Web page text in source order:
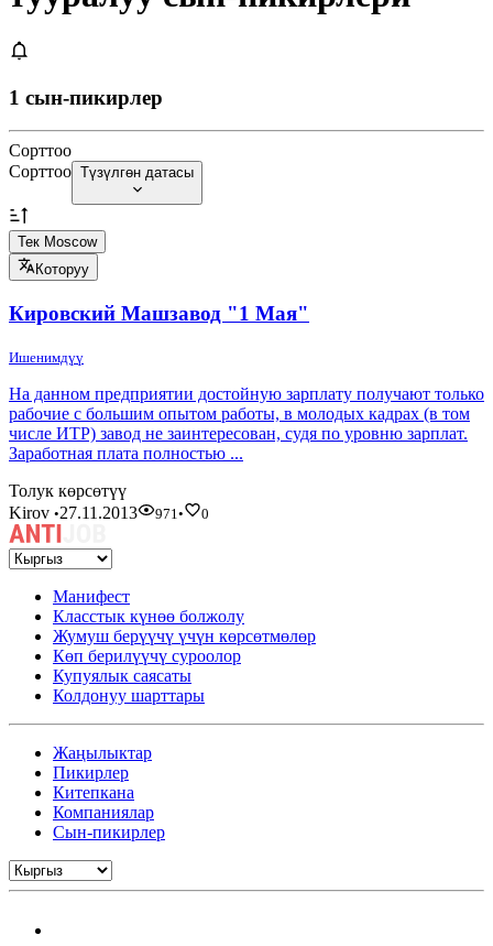
1 сын-пикирлер
Сорттоо
Сорттоо Түзүлгөн датасы
Тек Moscow
Которуу
Кировский Машзавод "1 Мая"
Ишенимдүү
На данном предприятии достойную зарплату получают только
рабочие с большим опытом работы, в молодых кадрах (в том
числе ИТР) завод не заинтересован, судя по уровню зарплат.
Заработная плата полностью ...
Толук көрсөтүү
Kirov •27.11.2013 971 • 0
Манифест
Класстык күнөө болжолу
Жумуш берүүчү үчүн көрсөтмөлөр
Көп берилүүчү суроолор
Купуялык саясаты
Колдонуу шарттары
Жаңылыктар
Пикирлер
Китепкана
Компаниялар
Сын-пикирлер